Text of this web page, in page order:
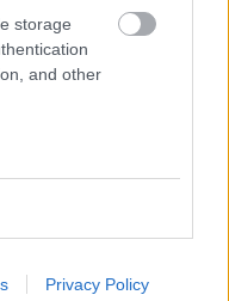
storage
and other
Privacy Policy
4
piazzole per camper